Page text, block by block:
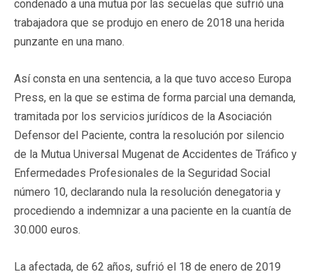
condenado a una mutua por las secuelas que sufrió una
trabajadora que se produjo en enero de 2018 una herida
punzante en una mano.
Así consta en una sentencia, a la que tuvo acceso Europa
Press, en la que se estima de forma parcial una demanda,
tramitada por los servicios jurídicos de la Asociación
Defensor del Paciente, contra la resolución por silencio
de la Mutua Universal Mugenat de Accidentes de Tráfico y
Enfermedades Profesionales de la Seguridad Social
número 10, declarando nula la resolución denegatoria y
procediendo a indemnizar a una paciente en la cuantía de
30.000 euros.
La afectada, de 62 años, sufrió el 18 de enero de 2019